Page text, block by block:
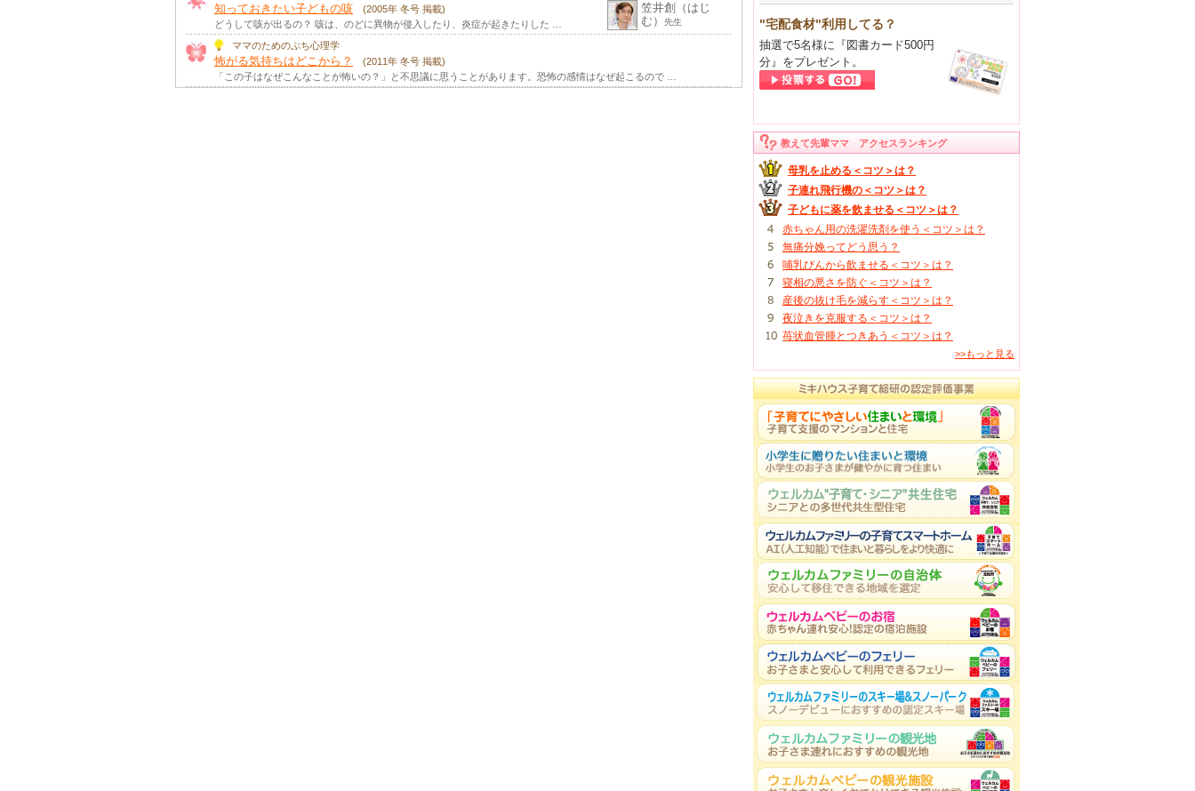
知っておきたい子どもの咳
(2005年 冬号 掲載)
どうして咳が出るの？ 咳は、のどに異物が侵入したり、炎症が起きたりした …
笠井創（はじ
む）
先生
ママのためのぷち心理学
怖がる気持ちはどこから？
(2011年 冬号 掲載)
「この子はなぜこんなことが怖いの？」と不思議に思うことがあります。恐怖の感情はなぜ起こるので …
"宅配食材"利用してる？
抽選で5名様に『図書カード500円
分』をプレゼント。
教えて先輩ママ アクセスランキング
母乳を止める＜コツ＞は？
子連れ飛行機の＜コツ＞は？
子どもに薬を飲ませる＜コツ＞は？
赤ちゃん用の洗濯洗剤を使う＜コツ＞は？
無痛分娩ってどう思う？
哺乳びんから飲ませる＜コツ＞は？
寝相の悪さを防ぐ＜コツ＞は？
産後の抜け毛を減らす＜コツ＞は？
夜泣きを克服する＜コツ＞は？
苺状血管腫とつきあう＜コツ＞は？
>>もっと見る